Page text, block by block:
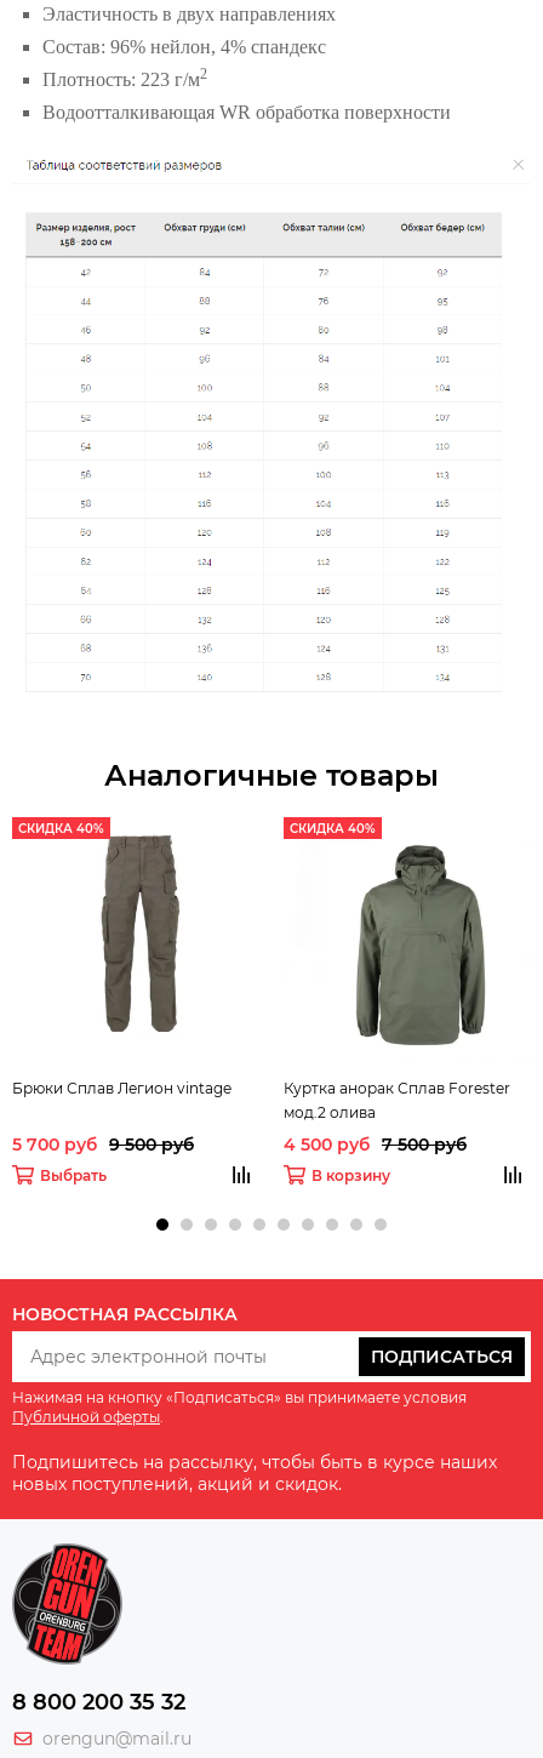
Эластичность в двух направлениях
Состав: 96% нейлон, 4% спандекс
Плотность: 223 г/м2
Водоотталкивающая WR обработка поверхности
Аналогичные товары
СКИДКА 40%
Брюки Сплав Легион vintage
5 700 руб 9 500 руб
Выбрать
СКИДКА 40%
Куртка анорак Сплав Forester
мод.2 олива
4 500 руб 7 500 руб
В корзину
НОВОСТНАЯ РАССЫЛКА
ПОДПИСАТЬСЯ
Нажимая на кнопку «Подписаться» вы принимаете условия
Публичной оферты
Подпишитесь на рассылку, чтобы быть в курсе наших
новых поступлений, акций и скидок.
8 800 200 35 32
orengun@mail.ru